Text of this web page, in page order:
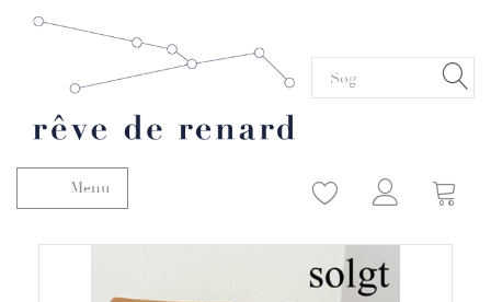
Skifte navigation
Menu